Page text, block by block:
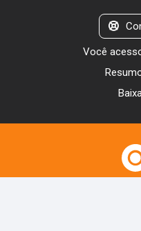
Você